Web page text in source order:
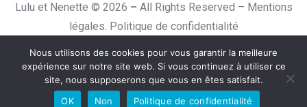
Lulu et Nenette © 2026 – All Rights Reserved – Mentions
légales. Politique de confidentialité
Nous utilisons des cookies pour vous garantir la meilleure
expérience sur notre site web. Si vous continuez à utiliser ce
site, nous supposerons que vous en êtes satisfait.
OK
Non Politique de confidentialité